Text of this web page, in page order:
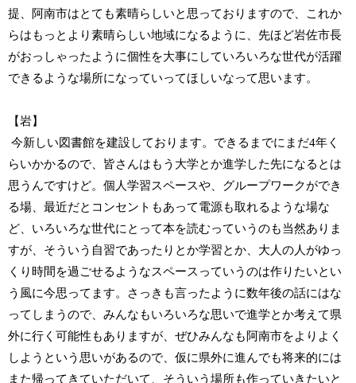
提、阿南市はとても素晴らしいと思っておりますので、これか
らはもっとより素晴らしい地域になるように、先ほど岩佐市長
がおっしゃったように個性を大事にしていろいろな世代が活躍
できるような場所になっていってほしいなって思います。
【岩】
今新しい図書館を建設しております。できるまでにまだ4年く
らいかかるので、皆さんはもう大学とか進学した先になるとは
思うんですけど。個人学習スペースや、グループワークができ
る場、最近だとコンセントもあって電源も取れるような場な
ど、いろいろな世代にとって本を読むっていうのも当然ありま
すが、そういう自習であったりとか学習とか、大人の人がゆっ
くり時間を過ごせるようなスペースっていうのは作りたいとい
う風に今思ってます。さっきも言ったように数年後の話にはな
ってしまうので、みんなもいろいろな思いで進学とか考えて県
外に行く可能性もありますが、ぜひみんなも阿南市をよりよく
しようという思いがあるので、仮に県外に進んでも将来的には
また帰ってきていただいて、そういう場所も作っていきたいと